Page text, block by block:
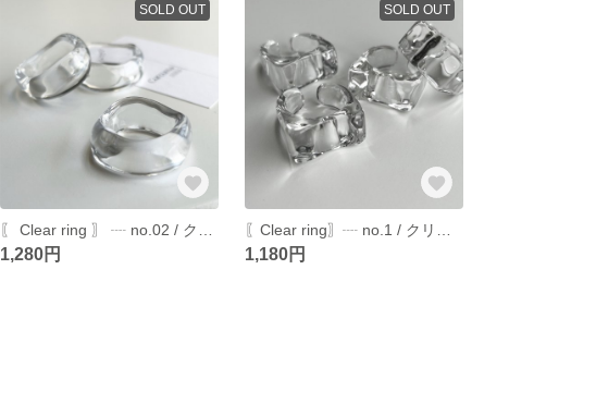
SOLD OUT
1,280円
SOLD OUT
1,180円